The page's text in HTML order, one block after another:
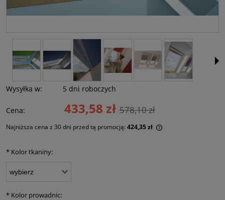
Wysyłka w: 5 dni roboczych
Cena: 433,58 zł 578,10 zł
Najniższa cena z 30 dni przed tą promocją: 424,35 zł
* Kolor tkaniny:
* Kolor prowadnic: